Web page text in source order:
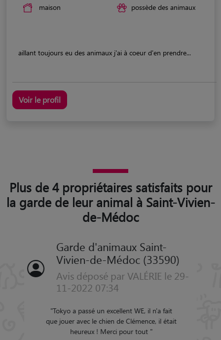
maison possède des animaux
aillant toujours eu des animaux j'ai à coeur d'en prendre...
Voir le profil
Plus de 4 propriétaires satisfaits pour
la garde de leur animal à Saint-Vivien-
de-Médoc
Garde d'animaux Saint-
Vivien-de-Médoc (33590)
Avis déposé par VALÉRIE le 29-
11-2022 07:34
"Tokyo a passé un excellent WE, il n'a fait
que jouer avec le chien de Clémence, il était
heureux ! Merci pour tout "
Précédent Suivant